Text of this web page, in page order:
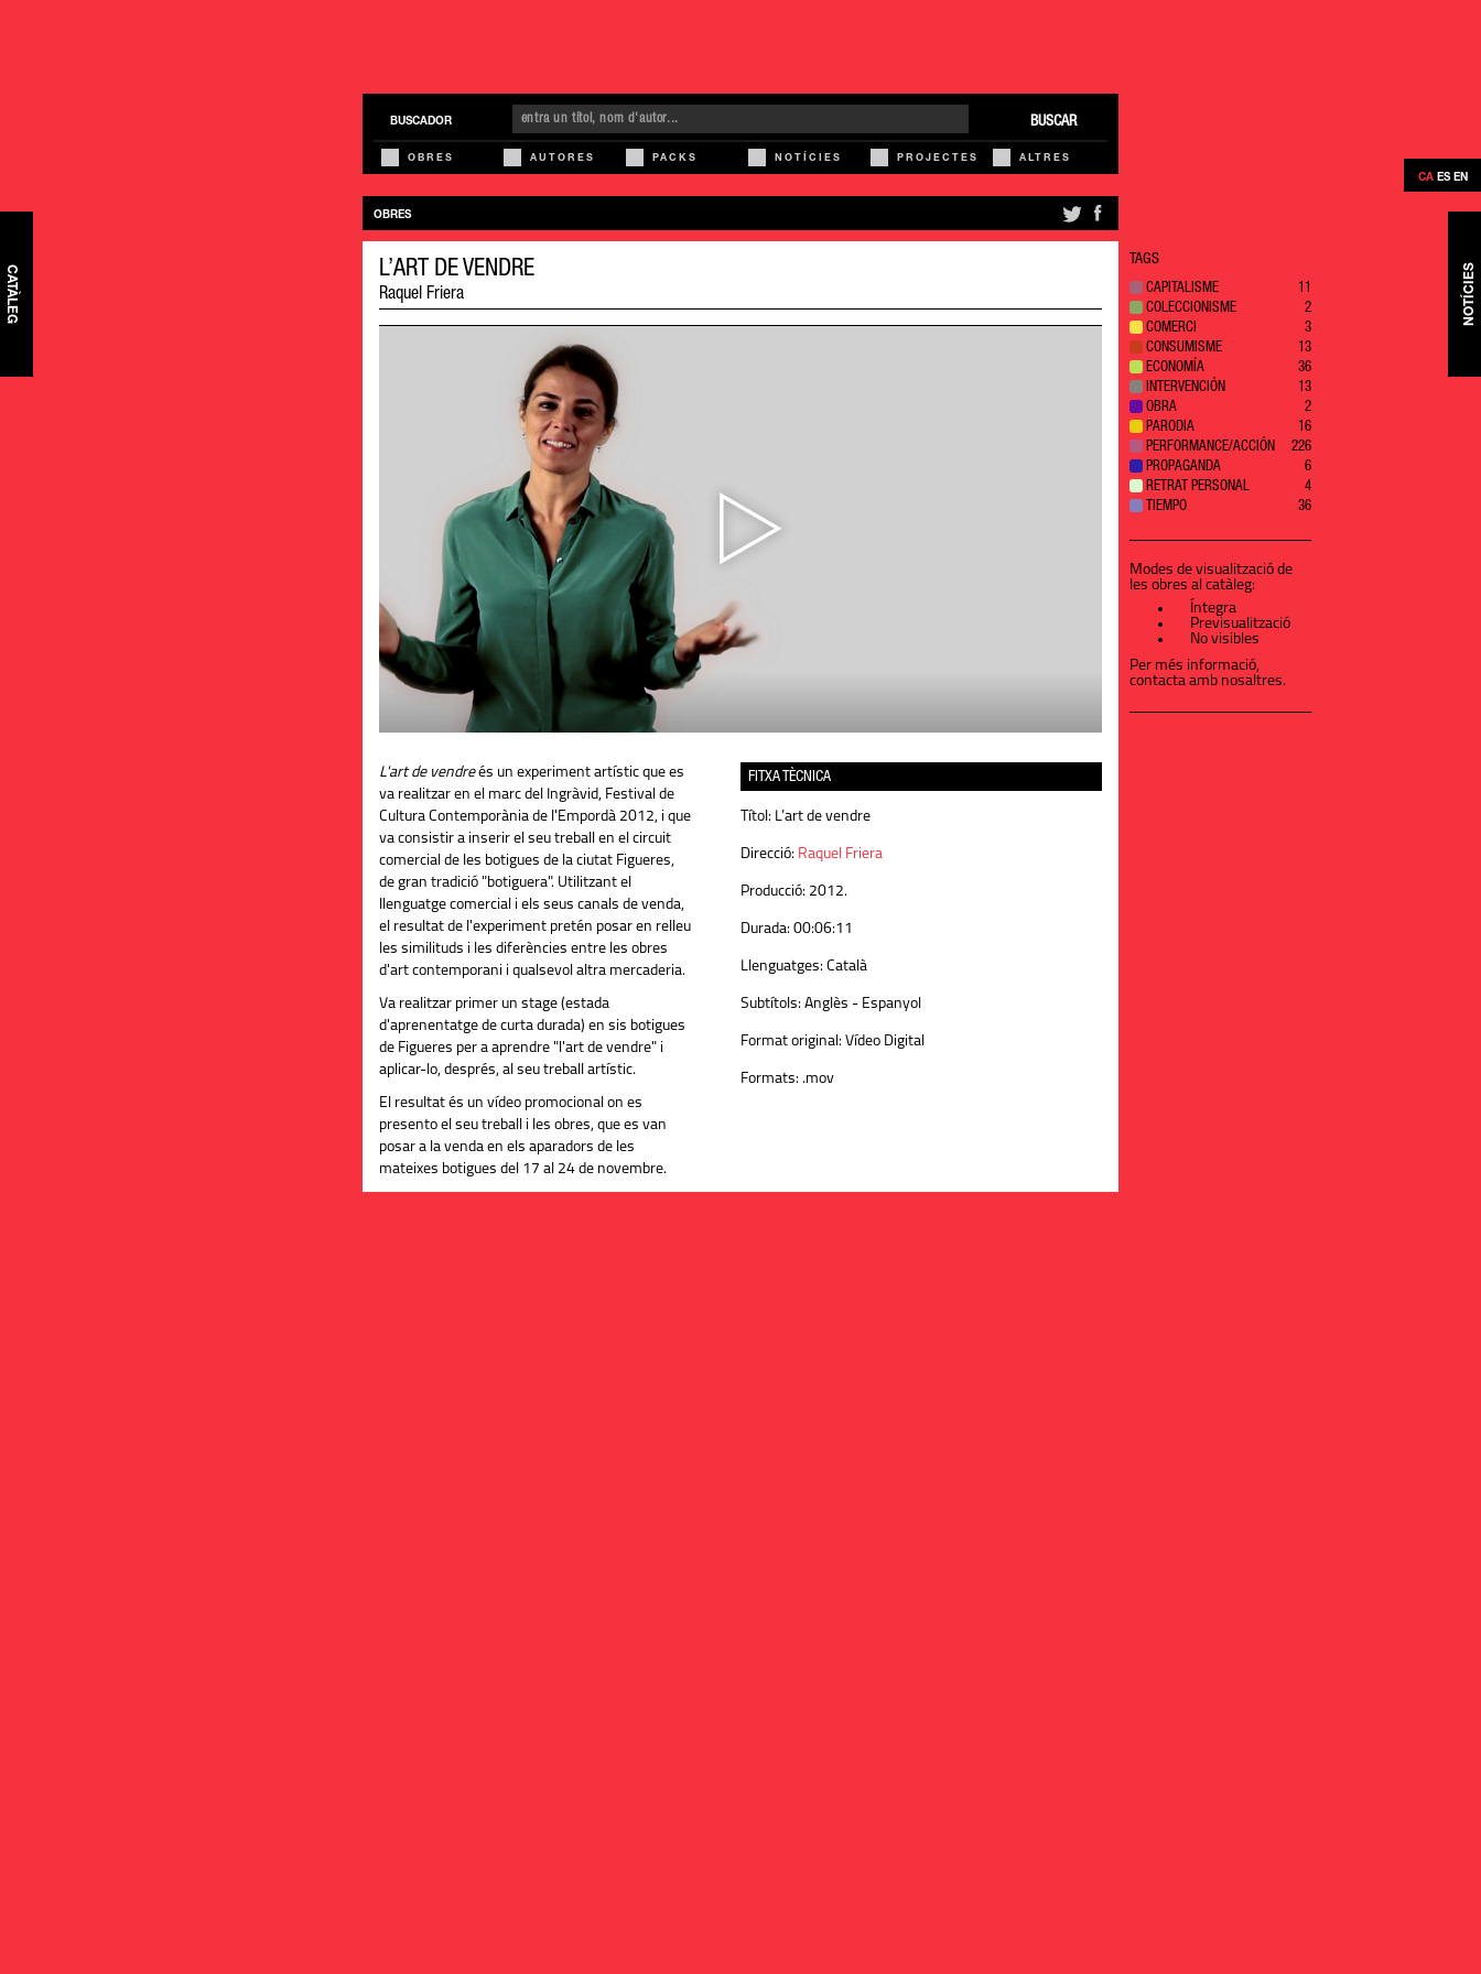
CATÀLEG
CA ES EN
NOTÍCIES
BUSCADOR BUSCAR
OBRES AUTORES PACKS NOTÍCIES PROJECTES ALTRES
OBRES
L’ART DE VENDRE
Raquel Friera
L'art de vendreés un experiment artístic que es
va realitzar en el marc del Ingràvid, Festival de
Cultura Contemporània de l'Empordà 2012, i que
va consistir a inserir el seu treball en el circuit
comercial de les botigues de la ciutat Figueres,
de gran tradició "botiguera". Utilitzant el
llenguatge comercial i els seus canals de venda,
el resultat de l'experiment pretén posar en relleu
les similituds i les diferències entre les obres
d'art contemporani i qualsevol altra mercaderia.
Va realitzar primer un stage (estada
d'aprenentatge de curta durada) en sis botigues
de Figueres per a aprendre "l'art de vendre" i
aplicar-lo, després, al seu treball artístic.
El resultat és un vídeo promocional on es
presento el seu treball i les obres, que es van
posar a la venda en els aparadors de les
mateixes botigues del 17 al 24 de novembre.
FITXA TÈCNICA
Títol: L’art de vendre
Direcció: Raquel Friera
Producció: 2012.
Durada: 00:06:11
Llenguatges: Català
Subtítols: Anglès - Espanyol
Format original: Vídeo Digital
Formats: .mov
TAGS
CAPITALISME
11
COLECCIONISME
2
COMERCI
3
CONSUMISME
13
ECONOMÍA
36
INTERVENCIÓN
13
OBRA
2
PARODIA
16
PERFORMANCE/ACCIÓN
226
PROPAGANDA
6
RETRAT PERSONAL
4
TIEMPO
36
Modes de visualització de
les obres al catàleg:
Íntegra
Previsualització
No visibles
Per més informació,
contacta amb nosaltres.